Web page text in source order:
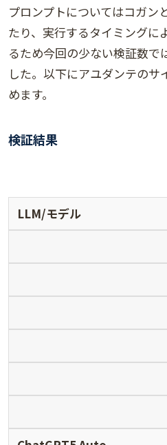
プロンプトについてはコガン
たり、実行するタイミングに
るため今回の少ない検証数で
した。以下にアユダンテのサ
めます。
検証結果
LLM/モデル